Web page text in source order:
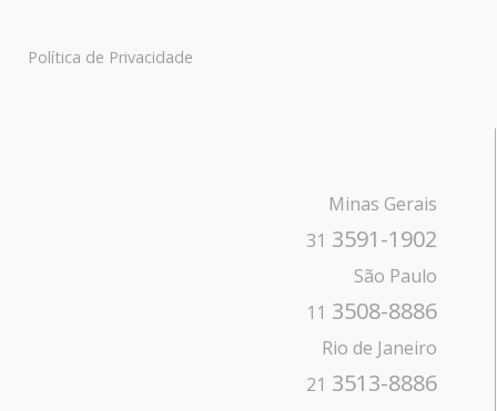
Política de Privacidade
Minas Gerais
31 3591-1902
São Paulo
11 3508-8886
Rio de Janeiro
21 3513-8886